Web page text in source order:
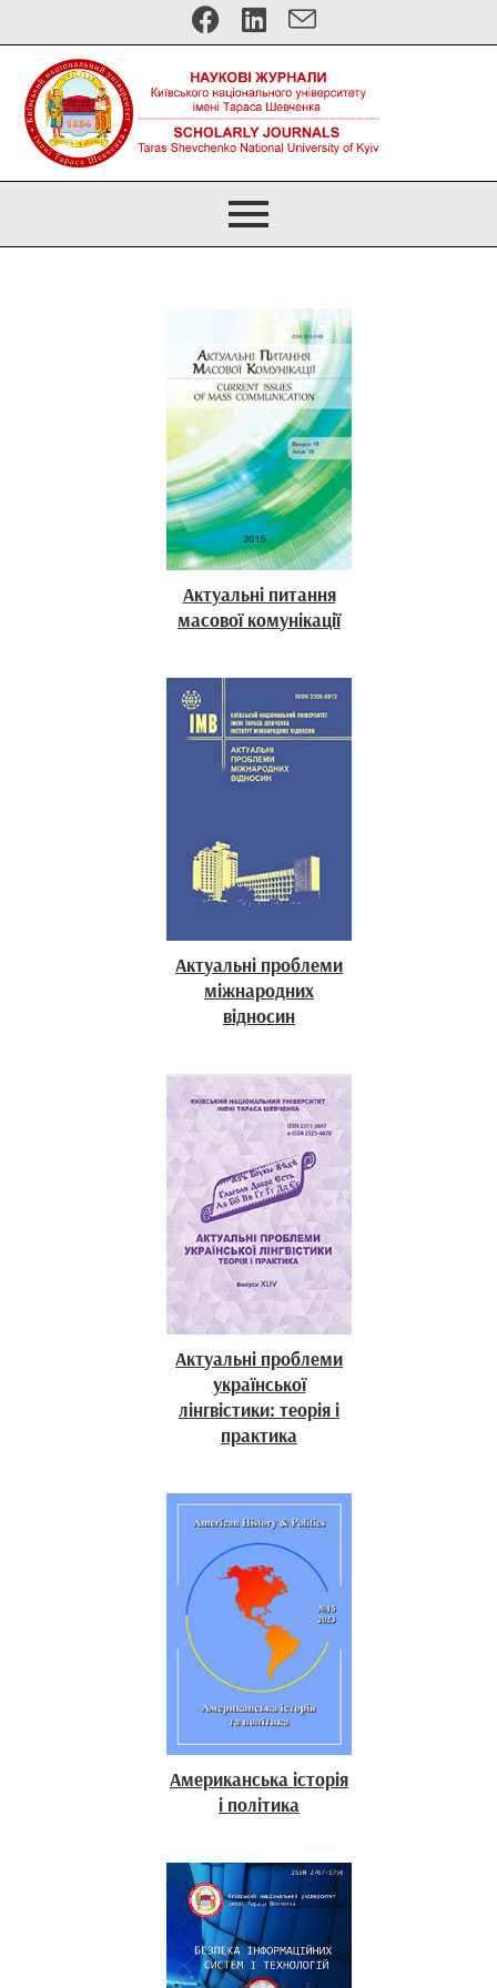
Актуальні питання
масової комунікації
Актуальні проблеми
міжнародних
відносин
Актуальні проблеми
української
лінгвістики: теорія і
практика
Американська історія
і політика